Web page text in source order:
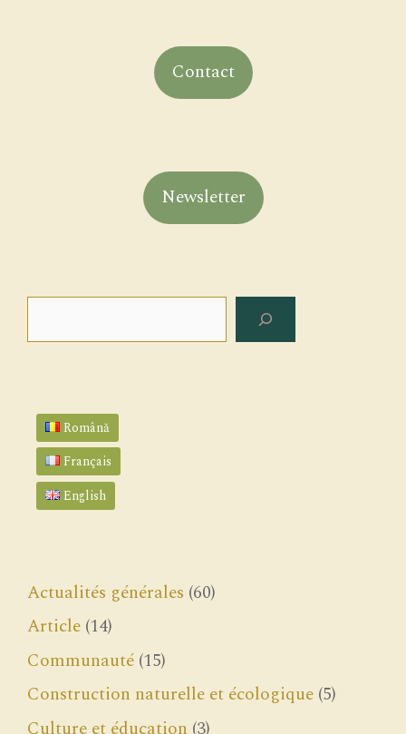
Contact
Newsletter
Română
Français
English
Actualités générales (60)
Article (14)
Communauté (15)
Construction naturelle et écologique (5)
Culture et éducation (3)